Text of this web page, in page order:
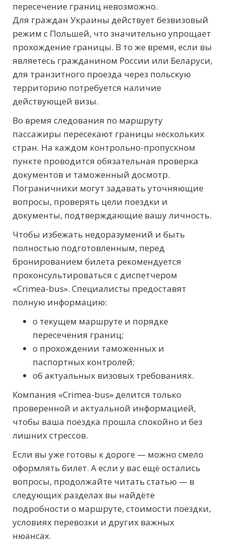
пересечение границ невозможно.
Для граждан Украины действует безвизовый
режим с Польшей, что значительно упрощает
прохождение границы. В то же время, если вы
являетесь гражданином России или Беларуси,
для транзитного проезда через польскую
территорию потребуется наличие
действующей визы.
Во время следования по маршруту
пассажиры пересекают границы нескольких
стран. На каждом контрольно-пропускном
пункте проводится обязательная проверка
документов и таможенный досмотр.
Пограничники могут задавать уточняющие
вопросы, проверять цели поездки и
документы, подтверждающие вашу личность.
Чтобы избежать недоразумений и быть
полностью подготовленным, перед
бронированием билета рекомендуется
проконсультироваться с диспетчером
«Crimea-bus». Специалисты предоставят
полную информацию:
о текущем маршруте и порядке
пересечения границ;
о прохождении таможенных и
паспортных контролей;
об актуальных визовых требованиях.
Компания «Crimea-bus» делится только
проверенной и актуальной информацией,
чтобы ваша поездка прошла спокойно и без
лишних стрессов.
Если вы уже готовы к дороге — можно смело
оформлять билет. А если у вас ещё остались
вопросы, продолжайте читать статью — в
следующих разделах вы найдёте
подробности о маршруте, стоимости поездки,
условиях перевозки и других важных
нюансах.